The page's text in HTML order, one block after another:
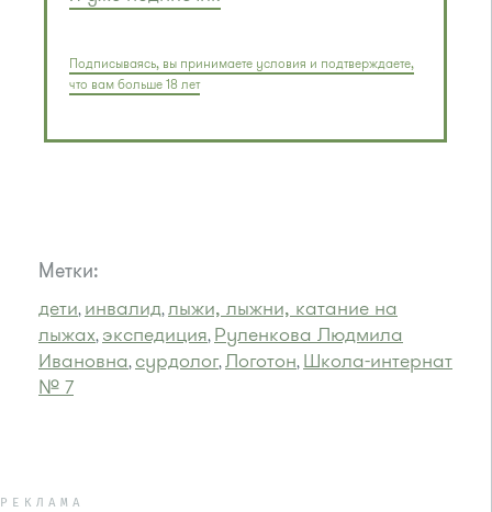
Подписываясь, вы принимаете условия и подтверждаете,
что вам больше 18 лет
Метки:
дети, инвалид,лыжи, лыжни, катание на
лыжах, экспедиция, Руленкова Людмила
Ивановна, сурдолог,Логотон, Школа-интернат
№ 7
РЕКЛАМА